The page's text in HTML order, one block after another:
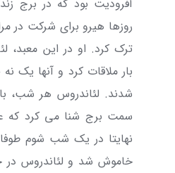
آفرودیت بود که در برج
روزها هیرو برای شرکت در
ترک کرد. او در این معبد،
بار ملاقات کرد و آنها یک
شدند. لئاندروس هر شب،
سمت برج شنا می کرد که
نهایتا در یک شب شوم
خاموش شد و لئاندروس در